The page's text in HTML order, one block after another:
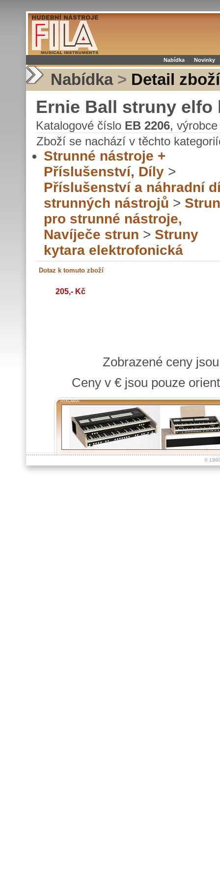
Nabídka Novinky
Nabídka > Detail zboží
Ernie Ball struny elfo
Katalogové číslo EB 2206,
Zboží se nachází v těchto
Strunné nástroje +
Příslušenství, Díly >
Příslušenství a náhradní
strunných nástrojů >
pro strunné nástroje,
Navíječe strun > Struny
kytara elektrofonická
205,- Kč
Zobrazené ceny
Ceny v € jsou pouze
REKLAMA:
©